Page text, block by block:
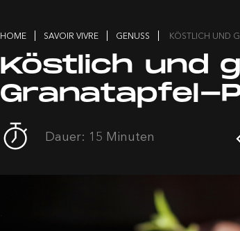
HOME SAVOIR VIVRE GENUSS KÖSTLICH UND
Köstlich und
Granatapfel-
Dauer: 15 Minuten